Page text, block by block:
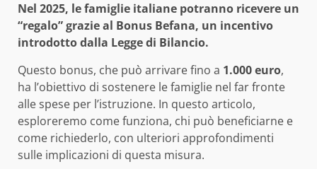
Nel 2025, le famiglie italiane potranno ricevere un
“regalo” grazie al Bonus Befana, un incentivo
introdotto dalla Legge di Bilancio.
Questo bonus, che può arrivare fino a 1.000 euro,
ha l’obiettivo di sostenere le famiglie nel far fronte
alle spese per l’istruzione. In questo articolo,
esploreremo come funziona, chi può beneficiarne e
come richiederlo, con ulteriori approfondimenti
sulle implicazioni di questa misura.